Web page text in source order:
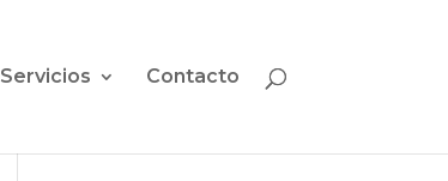
Servicios Contacto